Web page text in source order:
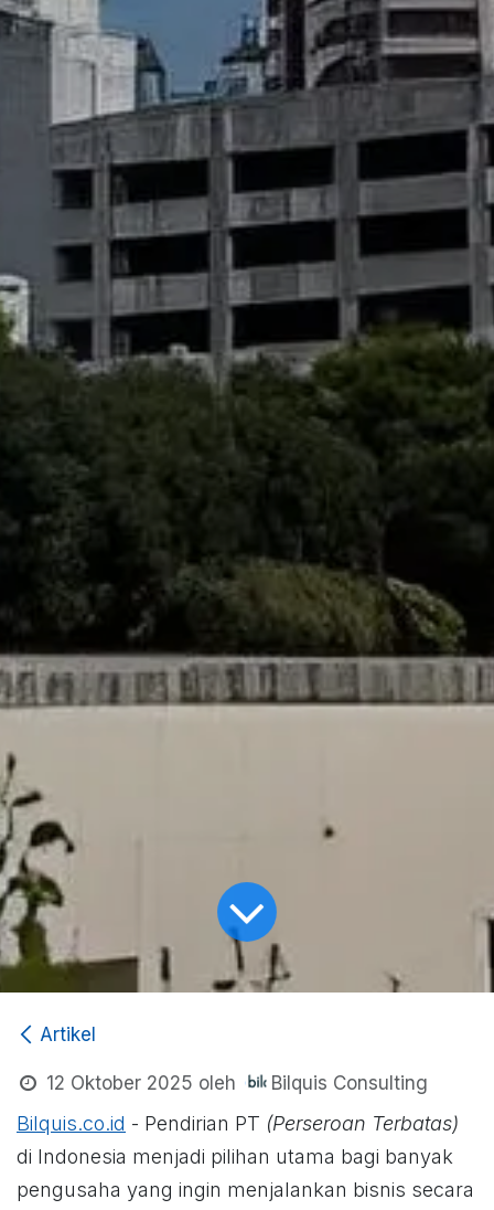
Artikel
12 Oktober 2025 oleh Bilquis Consulting
Bilquis.co.id - Pendirian PT (Perseroan Terbatas)
di Indonesia menjadi pilihan utama bagi banyak
pengusaha yang ingin menjalankan bisnis secara